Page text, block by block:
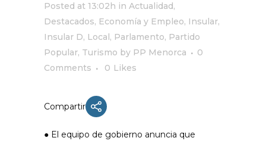
Posted at 13:02h in Actualidad,
Destacados, Economía y Empleo, Insular,
Insular D, Local, Parlamento, Partido
Popular, Turismo by PP Menorca
0
Comments
0 Likes
Compartir
● El equipo de gobierno anuncia que